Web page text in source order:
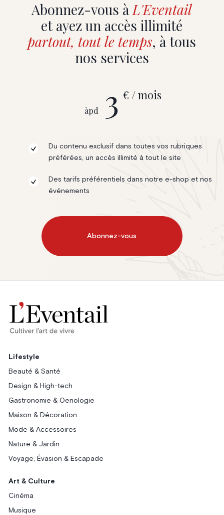
Abonnez-vous àL'Eventail
et ayez un accès illimité
partout, tout le temps, à tous
nos services
àpd 3 € / mois
Du contenu exclusif dans toutes vos rubriques
préférées, un accès illimité à tout le site
Des tarifs préférentiels dans notre e-shop et nos
événements
Abonnez-vous
Lifestyle
Beauté & Santé
Design & High-tech
Gastronomie & Oenologie
Maison & Décoration
Mode & Accessoires
Nature & Jardin
Voyage, Évasion & Escapade
Art & Culture
Cinéma
Musique